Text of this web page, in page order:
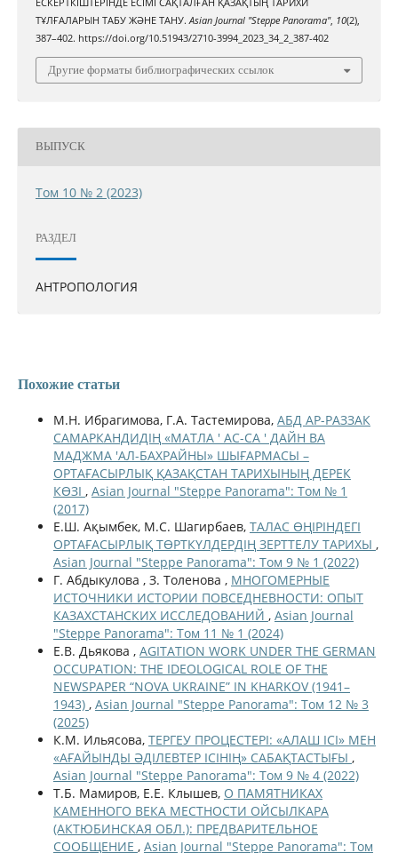
ЕСКЕРТКІШТЕРІНДЕ ЕСІМІ САҚТАЛҒАН ҚАЗАҚТЫҢ ТАРИХИ
ТҰЛҒАЛАРЫН ТАБУ ЖӘНЕ ТАНУ.Asian Journal "Steppe Panorama", 10(2),
387–402. https://doi.org/10.51943/2710-3994_2023_34_2_387-402
Другие форматы библиографических ссылок
ВЫПУСК
Том 10 № 2 (2023)
РАЗДЕЛ
АНТРОПОЛОГИЯ
Похожие статьи
М.Н. Ибрагимова, Г.А. Тастемирова, АБД АР-РАЗЗАК
САМАРКАНДИДІҢ «МАТЛА ' АС-СА ' ДАЙН ВА
МАДЖМА 'АЛ-БАХРАЙНЫ» ШЫҒАРМАСЫ –
ОРТАҒАСЫРЛЫҚ ҚАЗАҚСТАН ТАРИХЫНЫҢ ДЕРЕК
КӨЗІ , Asian Journal "Steppe Panorama": Том № 1
(2017)
Е.Ш. Ақымбек, М.С. Шагирбаев, ТАЛАС ӨҢІРІНДЕГІ
ОРТАҒАСЫРЛЫҚ ТӨРТКҮЛДЕРДІҢ ЗЕРТТЕЛУ ТАРИХЫ ,
Asian Journal "Steppe Panorama": Том 9 № 1 (2022)
Г. Абдыкулова , З. Толенова , МНОГОМЕРНЫЕ
ИСТОЧНИКИ ИСТОРИИ ПОВСЕДНЕВНОСТИ: ОПЫТ
КАЗАХСТАНСКИХ ИССЛЕДОВАНИЙ , Asian Journal
"Steppe Panorama": Том 11 № 1 (2024)
Е.В. Дьякова , AGITATION WORK UNDER THE GERMAN
OCCUPATION: THE IDEOLOGICAL ROLE OF THE
NEWSPAPER “NOVA UKRAINE” IN KHARKOV (1941–
1943) , Asian Journal "Steppe Panorama": Том 12 № 3
(2025)
К.М. Ильясова, ТЕРГЕУ ПРОЦЕСТЕРІ: «АЛАШ ІСІ» МЕН
«АҒАЙЫНДЫ ӘДІЛЕВТЕР ІСІНІҢ» САБАҚТАСТЫҒЫ ,
Asian Journal "Steppe Panorama": Том 9 № 4 (2022)
Т.Б. Мамиров, Е.Е. Клышев, О ПАМЯТНИКАХ
КАМЕННОГО ВЕКА МЕСТНОСТИ ОЙСЫЛКАРА
(АКТЮБИНСКАЯ ОБЛ.): ПРЕДВАРИТЕЛЬНОЕ
СООБЩЕНИЕ , Asian Journal "Steppe Panorama": Том